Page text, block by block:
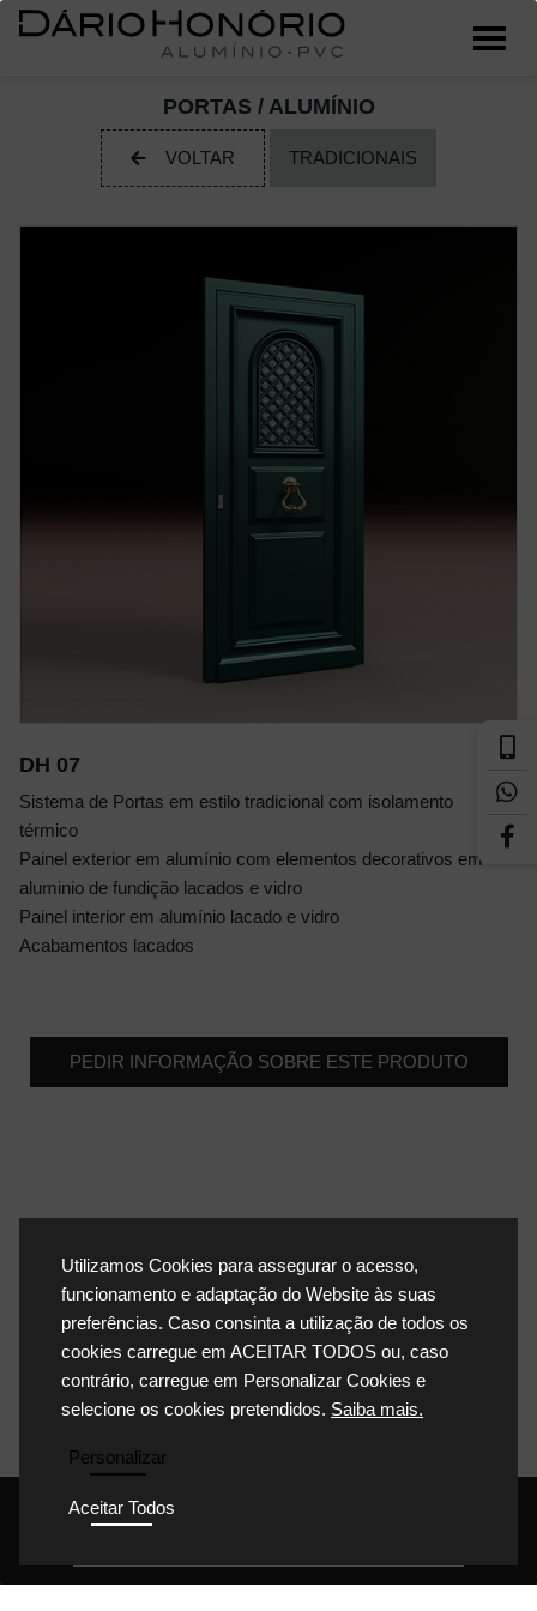
PORTAS / ALUMÍNIO
VOLTAR TRADICIONAIS
DH 07
Sistema de Portas em estilo tradicional com isolamento
térmico
Painel exterior em alumínio com elementos decorativos em
aluminio de fundição lacados e vidro
Painel interior em alumínio lacado e vidro
Acabamentos lacados
PEDIR INFORMAÇÃO SOBRE ESTE PRODUTO
Utilizamos Cookies para assegurar o acesso,
funcionamento e adaptação do Website às suas
preferências. Caso consinta a utilização de todos os
cookies carregue em ACEITAR TODOS ou, caso
contrário, carregue em Personalizar Cookies e
selecione os cookies pretendidos. Saiba mais.
Personalizar
Aceitar Todos